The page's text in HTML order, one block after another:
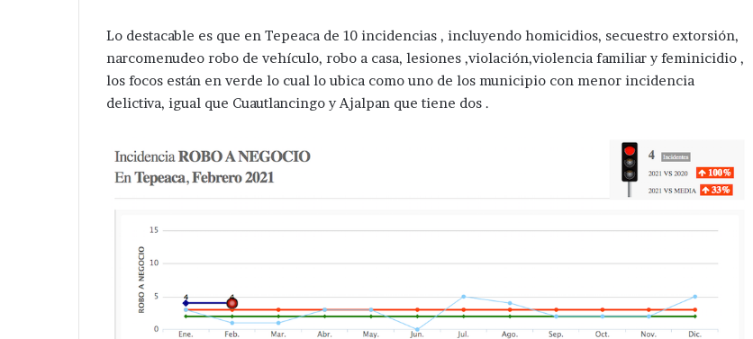
Lo destacable es que en Tepeaca de 10 incidencias , incluyendo homicidios, secuestro extorsión,
narcomenudeo robo de vehículo, robo a casa, lesiones ,violación,violencia familiar y feminicidio ,
los focos están en verde lo cual lo ubica como uno de los municipio con menor incidencia
delictiva, igual que Cuautlancingo y Ajalpan que tiene dos .